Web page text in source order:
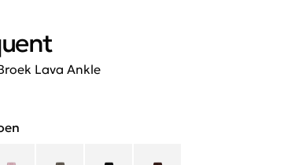
Lava Ankle